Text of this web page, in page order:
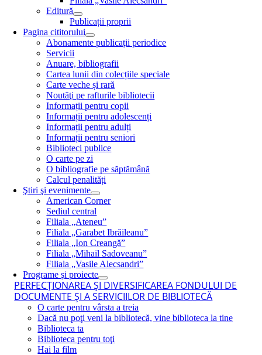
Editură
Publicații proprii
Pagina cititorului
Abonamente publicaţii periodice
Servicii
Anuare, bibliografii
Cartea lunii din colecțiile speciale
Carte veche și rară
Noutăţi pe rafturile bibliotecii
Informații pentru copii
Informații pentru adolescenți
Informații pentru adulți
Informații pentru seniori
Biblioteci publice
O carte pe zi
O bibliografie pe săptămână
Calcul penalități
Ştiri şi evenimente
American Corner
Sediul central
Filiala „Ateneu”
Filiala „Garabet Ibrăileanu”
Filiala „Ion Creangă”
Filiala „Mihail Sadoveanu”
Filiala „Vasile Alecsandri”
Programe şi proiecte
PERFECŢIONAREA ŞI DIVERSIFICAREA FONDULUI DE
DOCUMENTE ŞI A SERVICIILOR DE BIBLIOTECĂ
O carte pentru vârsta a treia
Dacă nu poţi veni la bibliotecă, vine biblioteca la tine
Biblioteca ta
Biblioteca pentru toţi
Hai la film